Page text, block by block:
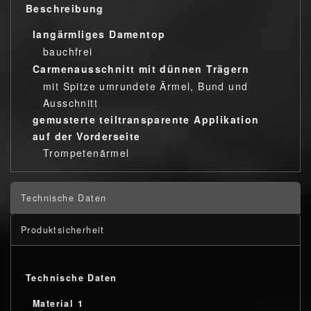
Beschreibung
langärmliges Damentop
bauchfrei
Carmenausschnitt mit dünnen Trägern
mit Spitze umrundete Ärmel, Bund und
Ausschnitt
gemusterte teiltransparente Applikation
auf der Vorderseite
Trompetenärmel
Technische Daten
Produktsicherheit
Technische Daten
Material 1